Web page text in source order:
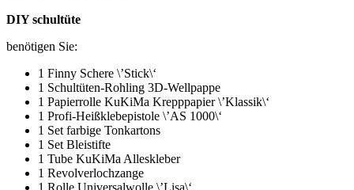
DIY schultüte
benötigen Sie:
1 Finny Schere \’Stick\‘
1 Schultüten-Rohling 3D-Wellpappe
1 Papierrolle KuKiMa Krepppapier \’Klassik\‘
1 Profi-Heißklebepistole \’AS 1000\‘
1 Set farbige Tonkartons
1 Set Bleistifte
1 Tube KuKiMa Alleskleber
1 Revolverlochzange
1 Rolle Universalwolle \’Lisa\‘